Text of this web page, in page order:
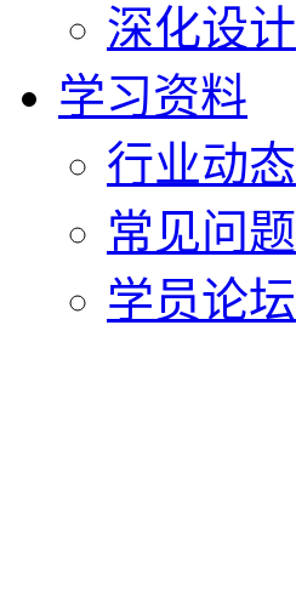
深化设计
学习资料
行业动态
常见问题
学员论坛